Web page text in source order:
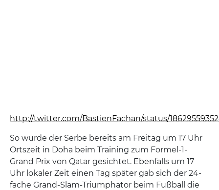
http://twitter.com/BastienFachan/status/
So wurde der Serbe bereits am Freitag um 17 Uhr
Ortszeit in Doha beim Training zum Formel-1-
Grand Prix von Qatar gesichtet. Ebenfalls um 17
Uhr lokaler Zeit einen Tag später gab sich der 24-
fache Grand-Slam-Triumphator beim Fußball die